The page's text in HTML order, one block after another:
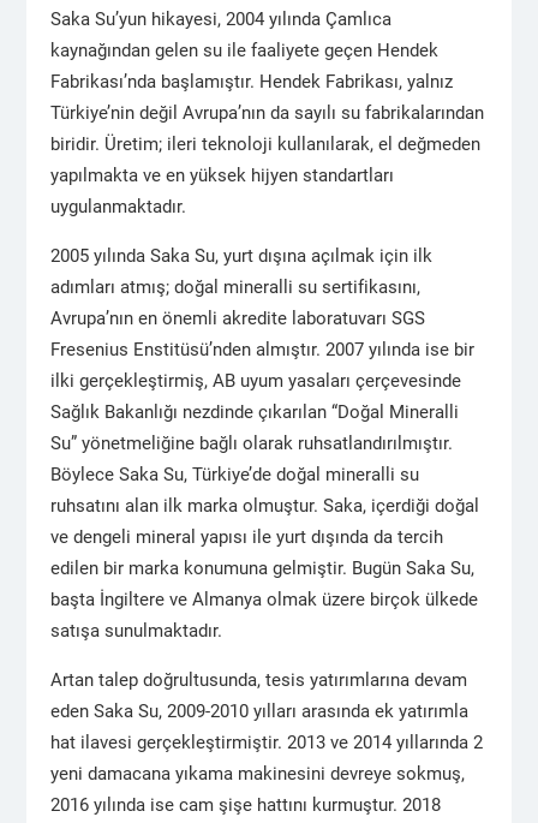
Saka Su’yun hikayesi, 2004 yılında Çamlıca
kaynağından gelen su ile faaliyete geçen Hendek
Fabrikası’nda başlamıştır. Hendek Fabrikası, yalnız
Türkiye’nin değil Avrupa’nın da sayılı su fabrikalarından
biridir. Üretim; ileri teknoloji kullanılarak, el değmeden
yapılmakta ve en yüksek hijyen standartları
uygulanmaktadır.
2005 yılında Saka Su, yurt dışına açılmak için ilk
adımları atmış; doğal mineralli su sertifikasını,
Avrupa’nın en önemli akredite laboratuvarı SGS
Fresenius Enstitüsü’nden almıştır. 2007 yılında ise bir
ilki gerçekleştirmiş, AB uyum yasaları çerçevesinde
Sağlık Bakanlığı nezdinde çıkarılan “Doğal Mineralli
Su” yönetmeliğine bağlı olarak ruhsatlandırılmıştır.
Böylece Saka Su, Türkiye’de doğal mineralli su
ruhsatını alan ilk marka olmuştur. Saka, içerdiği doğal
ve dengeli mineral yapısı ile yurt dışında da tercih
edilen bir marka konumuna gelmiştir. Bugün Saka Su,
başta İngiltere ve Almanya olmak üzere birçok ülkede
satışa sunulmaktadır.
Artan talep doğrultusunda, tesis yatırımlarına devam
eden Saka Su, 2009-2010 yılları arasında ek yatırımla
hat ilavesi gerçekleştirmiştir. 2013 ve 2014 yıllarında 2
yeni damacana yıkama makinesini devreye sokmuş,
2016 yılında ise cam şişe hattını kurmuştur. 2018